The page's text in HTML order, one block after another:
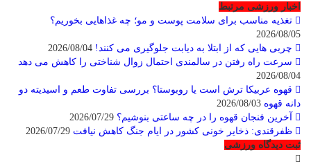
اخبار ورزشی مرتبط
تغذیه مناسب برای سلامت پوست و مو؛ چه غذاهایی بخوریم؟
2026/08/05
چربی هایی که از ابتلا به دیابت جلوگیری می کنند!
سرعت راه رفتن در سالمندی احتمال زوال شناختی را کاهش می دهد
2026/08/04
قهوه عربیکا ترش است یا روبوستا؟ بررسی تفاوت طعم و اسیدیته دو
دانه قهوه
آخرین فنجان قهوه را در چه ساعتی بنوشیم؟
ظفرقندی: ذخایر خونی کشور در ایام جنگ کاهش نیافت
ثبت دیدگاه ورزشی